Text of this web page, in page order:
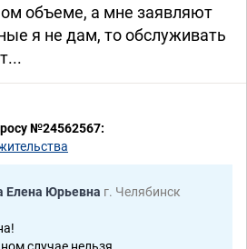
объеме, а мне заявляют
я не дам, то обслуживать
№24562567:
Елена Юрьевна г. Челябинск